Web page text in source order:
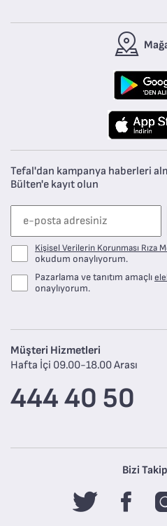
Tefal'dan kampanya haberleri
Bülten'e kayıt olun
Kişisel Verilerin Korunması Rıza
okudum onaylıyorum.
Pazarlama ve tanıtım amaçlı
onaylıyorum.
Müşteri Hizmetleri
Hafta İçi 09.00-18.00 Arası
444 40 50
Bizi